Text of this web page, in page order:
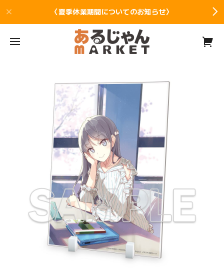
〈夏季休業期間についてのお知らせ〉